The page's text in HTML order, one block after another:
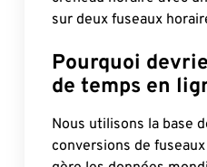
sur deux fuseaux
Pourquoi
de temps en
Nous utilisons la base
conversions de